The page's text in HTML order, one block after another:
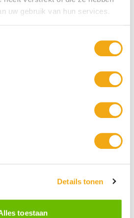
uw gebruik van hun services.
Details tonen
toestaan
Hoogte 38,2 cm